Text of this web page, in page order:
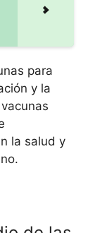
para
y la
la salud y